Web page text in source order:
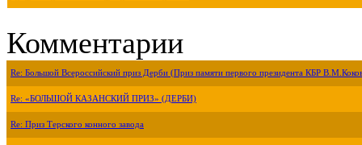
Комментарии
Re: Большой Всероссийский приз Дерби (Приз памяти первого президента КБР
Re: «БОЛЬШОЙ КАЗАНСКИЙ ПРИЗ» (ДЕРБИ)
Re: Приз Терского конного завода